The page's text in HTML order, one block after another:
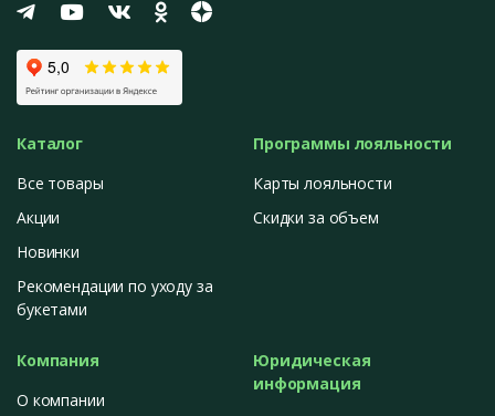
Каталог
Все товары
Акции
Новинки
Рекомендации по уходу за
букетами
Программы лояльности
Карты лояльности
Скидки за объем
Компания
О компании
Юридическая
информация